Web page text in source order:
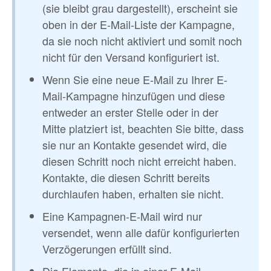
(sie bleibt grau dargestellt), erscheint sie
oben in der E-Mail-Liste der Kampagne,
da sie noch nicht aktiviert und somit noch
nicht für den Versand konfiguriert ist.
Wenn Sie eine neue E-Mail zu Ihrer E-
Mail-Kampagne hinzufügen und diese
entweder an erster Stelle oder in der
Mitte platziert ist, beachten Sie bitte, dass
sie nur an Kontakte gesendet wird, die
diesen Schritt noch nicht erreicht haben.
Kontakte, die diesen Schritt bereits
durchlaufen haben, erhalten sie nicht.
Eine Kampagnen-E-Mail wird nur
versendet, wenn alle dafür konfigurierten
Verzögerungen erfüllt sind.